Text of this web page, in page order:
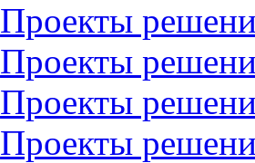
Проекты
Проекты
Проекты
Проекты